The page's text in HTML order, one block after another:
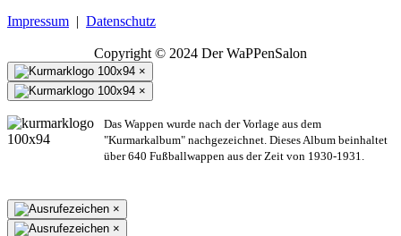
Impressum | Datenschutz
Copyright © 2024 Der WaPPenSalon
×
×
Das Wappen wurde nach der Vorlage aus dem
"Kurmarkalbum" nachgezeichnet. Dieses Album beinhaltet
über 640 Fußballwappen aus der Zeit von 1930-1931.
×
×